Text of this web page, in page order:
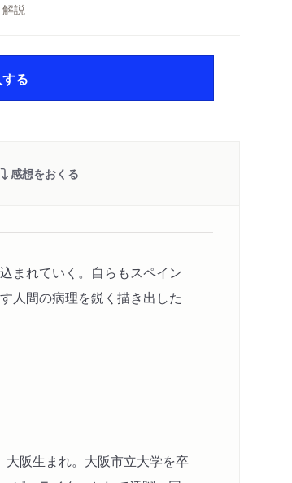
解説
る
感想をおくる
まれていく。自らもスペイン
人間の病理を鋭く描き出した
大阪生まれ。大阪市立大学を卒